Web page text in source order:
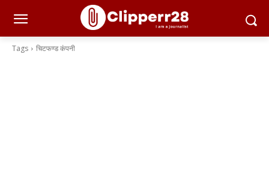
Tags चिटफण्ड कंपनी